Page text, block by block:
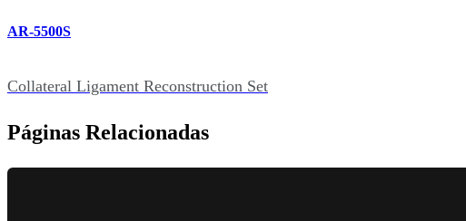
AR-5500S
Collateral Ligament Reconstruction Set
Páginas Relacionadas